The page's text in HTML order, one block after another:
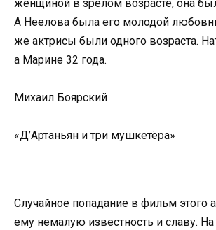
женщиной в зрелом возрасте, она
А Неелова была его молодой
же актрисы были одного возраста.
а Марине 32 года.
Михаил Боярский
«Д’Артаньян и три мушкетёра»
Случайное попадание в фильм этого
ему немалую известность и славу. На